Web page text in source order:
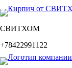
СВИТХОМ
+78422991122